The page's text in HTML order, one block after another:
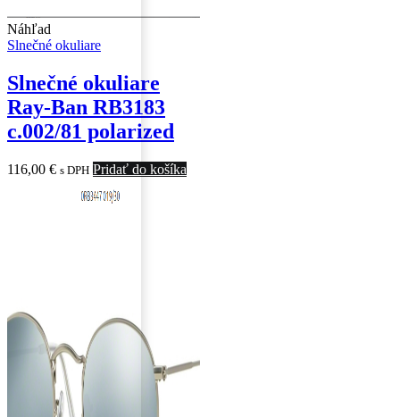
Náhľad
Slnečné okuliare
Slnečné okuliare
Ray-Ban RB3183
c.002/81 polarized
116,00 € s DPH Pridať do košíka